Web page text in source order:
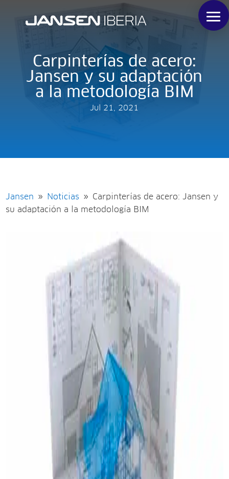
Carpinterías de acero:
Jansen y su adaptación
a la metodología BIM
Jul 21, 2021
Jansen 9 Noticias 9
Carpinterías de acero: Jansen y
su adaptación a la metodología BIM